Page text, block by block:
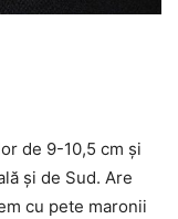
de 9-10,5 cm și
și de Sud. Are
cu pete maronii